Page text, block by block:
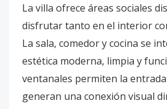
La villa ofrece áreas sociales
disfrutar tanto en el interior
La sala, comedor y cocina se
estética moderna, limpia y
ventanales permiten la
generan una conexión visual